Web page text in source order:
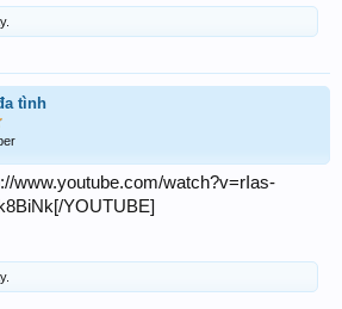
tình
www.youtube.com/watch?v=rIas-
YOUTUBE]​